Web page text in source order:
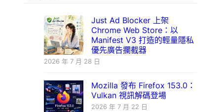
Just Ad Blocker 上架
Chrome Web Store：以
Manifest V3 打造的輕量隱私
優先廣告攔截器
2026 年 7 月 28 日
Mozilla 發布 Firefox 153.0：
Vulkan 視訊解碼登場
2026 年 7 月 22 日